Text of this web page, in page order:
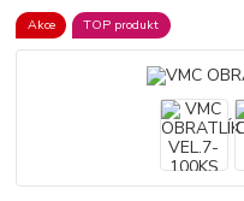
Akce TOP produkt